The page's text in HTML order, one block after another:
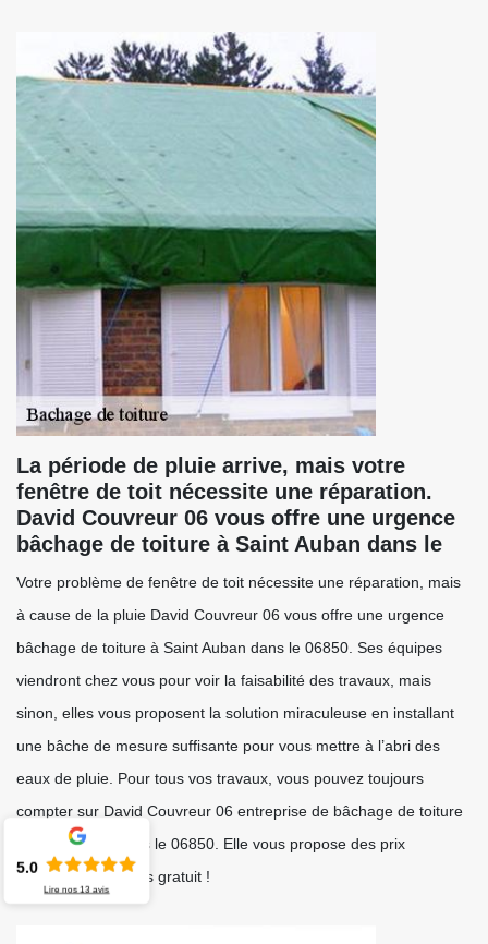
La période de pluie arrive, mais votre
fenêtre de toit nécessite une réparation.
David Couvreur 06 vous offre une urgence
bâchage de toiture à Saint Auban dans le
Votre problème de fenêtre de toit nécessite une réparation, mais
à cause de la pluie David Couvreur 06 vous offre une urgence
bâchage de toiture à Saint Auban dans le 06850. Ses équipes
viendront chez vous pour voir la faisabilité des travaux, mais
sinon, elles vous proposent la solution miraculeuse en installant
une bâche de mesure suffisante pour vous mettre à l’abri des
eaux de pluie. Pour tous vos travaux, vous pouvez toujours
compter sur David Couvreur 06 entreprise de bâchage de toiture
à Saint Auban dans le 06850. Elle vous propose des prix
accessibles et devis gratuit !
5.0
Lire nos13 avis